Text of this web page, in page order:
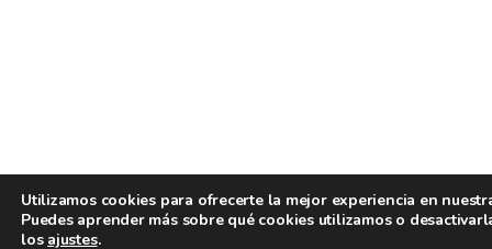
Utilizamos cookies para ofrecerte la mejor experiencia en
Puedes aprender más sobre qué cookies utilizamos o
los ajustes.